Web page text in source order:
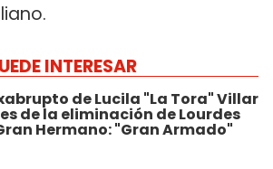
INTERESAR
de Lucila "La Tora" Villar
de la eliminación de Lourdes
Hermano: "Gran Armado"